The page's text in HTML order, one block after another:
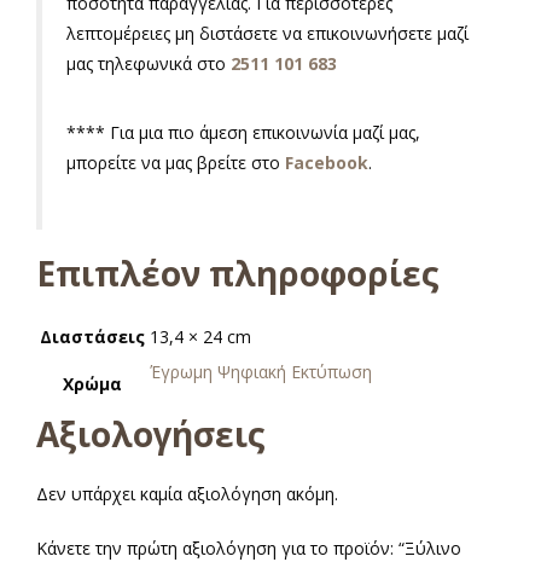
λεπτομέρειες μη διστάσετε να επικοινωνήσετε μαζί
μας τηλεφωνικά στο 2511 101 683
**** Για μια πιο άμεση επικοινωνία μαζί μας,
μπορείτε να μας βρείτε στο Facebook.
Επιπλέον πληροφορίες
Διαστάσεις 13,4 × 24 cm
Χρώμα
Έγρωμη Ψηφιακή Εκτύπωση
Αξιολογήσεις
Δεν υπάρχει καμία αξιολόγηση ακόμη.
Κάνετε την πρώτη αξιολόγηση για το προϊόν: “Ξύλινο